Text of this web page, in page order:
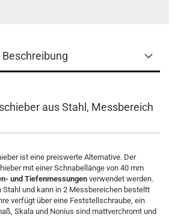
aus Stahl, Messbereich
ist eine preiswerte Alternative. Der
mit einer Schnabellänge von 40 mm
und Tiefenmessungen verwendet werden.
Stahl und kann in 2 Messbereichen besteltt
verfügt über eine Feststellschraube, ein
Skala und Nonius sind mattverchromt und